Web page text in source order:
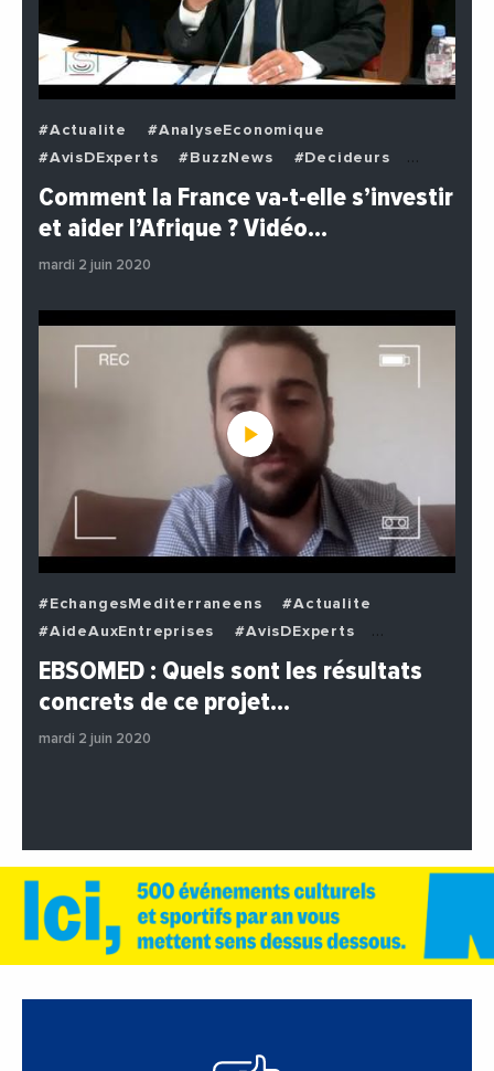
#Actualite
#AnalyseEconomique
#AvisDExperts
#BuzzNews
#Decideurs
#EchangesMediterraneens
#Economie
#Politique
Comment la France va-t-elle s’investir
et aider l’Afrique ? Vidéo…
mardi 2 juin 2020
#EchangesMediterraneens
#Actualite
#AideAuxEntreprises
#AvisDExperts
#BuzzNews
#Decideurs
#Entreprises
#Institutions
EBSOMED : Quels sont les résultats
concrets de ce projet…
mardi 2 juin 2020